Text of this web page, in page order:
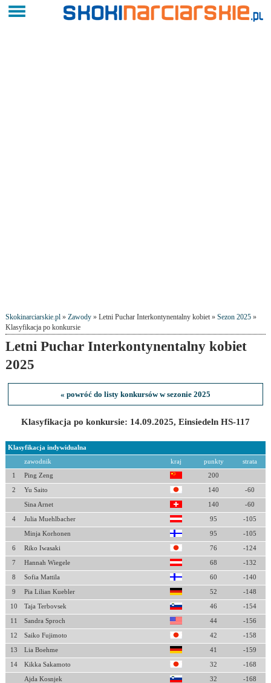
Skokinarciarskie.pl» Zawody» Letni Puchar Interkontynentalny kobiet » Sezon 2025»
Klasyfikacja po konkursie
Letni Puchar Interkontynentalny kobiet
2025
« powróć do listy konkursów w sezonie 2025
Klasyfikacja po konkursie: 14.09.2025, Einsiedeln HS-117
Klasyfikacja indywidualna
zawodnik kraj punkty strata
1 Ping Zeng 200
2 Yu Saito 140 -60
Sina Arnet 140 -60
4 Julia Muehlbacher 95 -105
Minja Korhonen 95 -105
6 Riko Iwasaki 76 -124
7 Hannah Wiegele 68 -132
8 Sofia Mattila 60 -140
9 Pia Lilian Kuebler 52 -148
10 Taja Terbovsek 46 -154
11 Sandra Sproch 44 -156
12 Saiko Fujimoto 42 -158
13 Lia Boehme 41 -159
14 Kikka Sakamoto 32 -168
Ajda Kosnjek 32 -168